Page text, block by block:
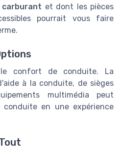
carburant et dont les pièces
pourrait vous faire
confort de conduite. La
à la conduite, de sièges
multimédia peut
en une expérience